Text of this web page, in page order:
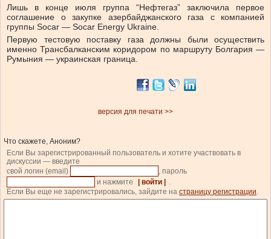
Лишь в конце июля группа “Нефтегаз” заключила первое
соглашение о закупке азербайджанского газа с компанией
группы Socar — Socar Energy Ukraine.
Первую тестовую поставку газа должны были осуществить
именно Трансбалканским коридором по маршруту Болгария —
Румыния — украинская граница.
версия для печати >>
Что скажете, Аноним?
Если Вы зарегистрированный пользователь и хотите участвовать в
дискуссии — введите
свой логин (email)
, пароль
и нажмите
| войти |
.
Если Вы еще не зарегистрировались, зайдите на страницу регистрации.